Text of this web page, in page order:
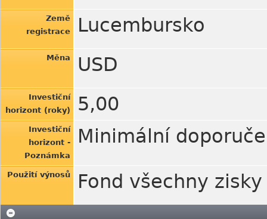
Země
registrace
Lucembursko
Měna USD
Investiční
horizont (roky)
5,00
Investiční
horizont -
Poznámka
Minimální
Použití výnosů Fond všechny